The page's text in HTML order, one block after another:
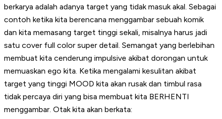
berkarya adalah adanya target yang tidak masuk akal. Sebagai
contoh ketika kita berencana menggambar sebuah komik
dan kita memasang target tinggi sekali, misalnya harus jadi
satu cover full color super detail. Semangat yang berlebihan
membuat kita cenderung impulsive akibat dorongan untuk
memuaskan ego kita. Ketika mengalami kesulitan akibat
target yang tinggi MOOD kita akan rusak dan timbul rasa
tidak percaya diri yang bisa membuat kita BERHENTI
menggambar. Otak kita akan berkata: